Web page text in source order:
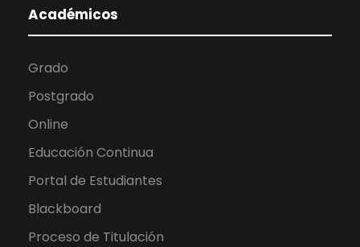
Académicos
Grado
Postgrado
Online
Educación Continua
Portal de Estudiantes
Blackboard
Proceso de Titulación